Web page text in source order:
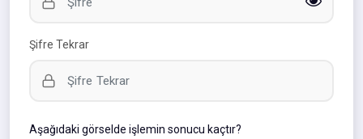
Şifre Tekrar
Aşağıdaki görselde işlemin sonucu kaçtır?